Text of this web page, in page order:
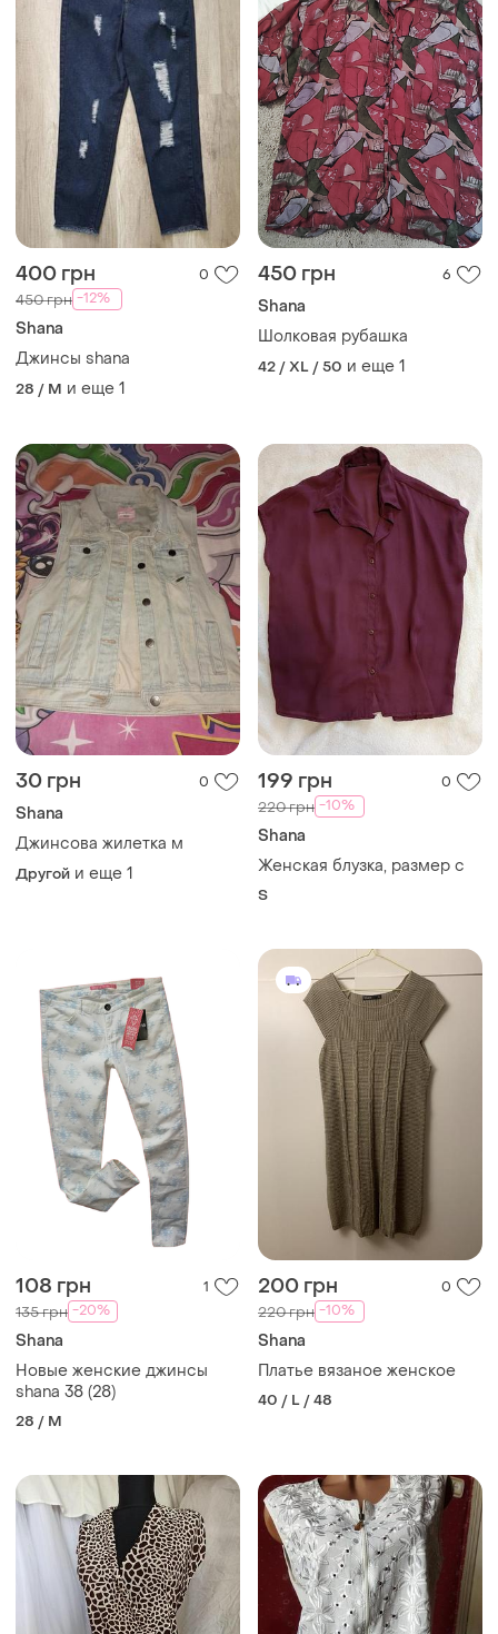
400 грн 0
450 грн -12%
Shana
Джинсы shana
28 / M и еще 1
450 грн 6
Shana
Шолковая рубашка
42 / XL / 50 и еще 1
30 грн 0
Shana
Джинсова жилетка м
Другой и еще 1
199 грн 0
220 грн -10%
Shana
Женская блузка, размер с
S
108 грн 1
135 грн -20%
Shana
Новые женские джинсы
shana 38 (28)
28 / M
200 грн 0
220 грн -10%
Shana
Платье вязаное женское
40 / L / 48